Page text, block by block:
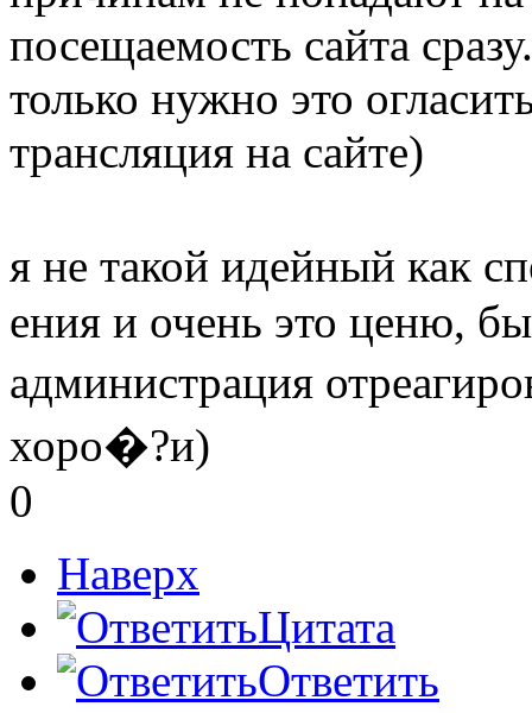
посещаемость сайта
только нужно это
трансляция на сайте)
я не такой идейный как
ения и очень это ценю,
администрация
хоро�?и)
0
Наверх
Цитата
Ответить